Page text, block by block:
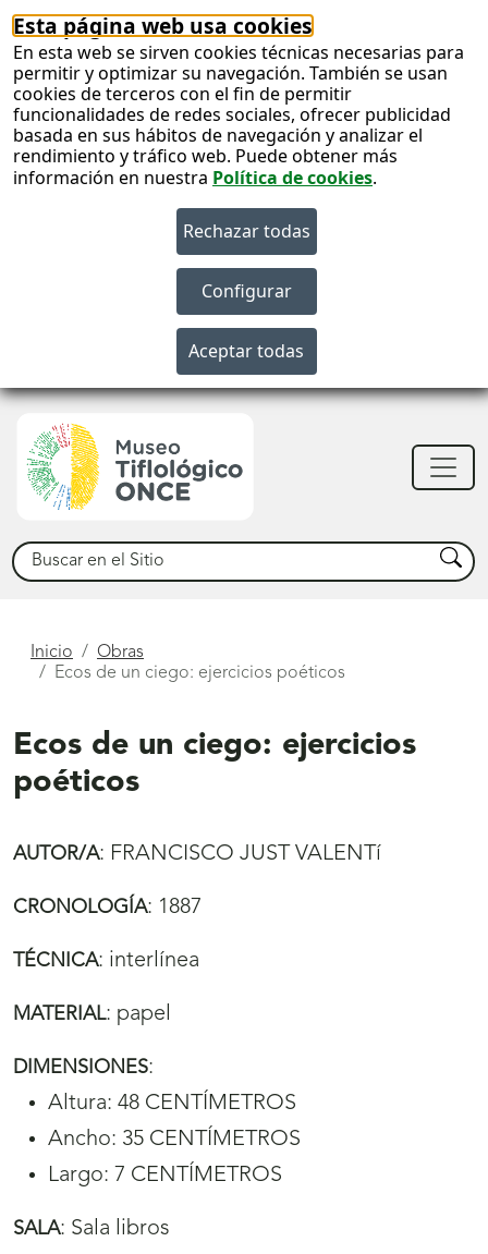
Esta página web usa cookies
En esta web se sirven cookies técnicas necesarias para
permitir y optimizar su navegación. También se usan
cookies de terceros con el fin de permitir
funcionalidades de redes sociales, ofrecer publicidad
basada en sus hábitos de navegación y analizar el
rendimiento y tráfico web. Puede obtener más
información en nuestra Política de cookies.
Buscar Buscar
Está
aquí
Inicio
Obras
Ecos de un ciego: ejercicios poéticos
Ecos de un ciego: ejercicios
poéticos
AUTOR/A: FRANCISCO JUST VALENTí
CRONOLOGÍA: 1887
TÉCNICA: interlínea
MATERIAL: papel
DIMENSIONES:
Altura: 48 CENTÍMETROS
Ancho: 35 CENTÍMETROS
Largo: 7 CENTÍMETROS
SALA: Sala libros